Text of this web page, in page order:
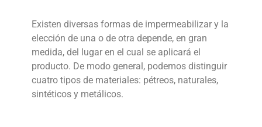
Existen diversas formas de impermeabilizar y la
elección de una o de otra depende, en gran
medida, del lugar en el cual se aplicará el
producto. De modo general, podemos distinguir
cuatro tipos de materiales: pétreos, naturales,
sintéticos y metálicos.